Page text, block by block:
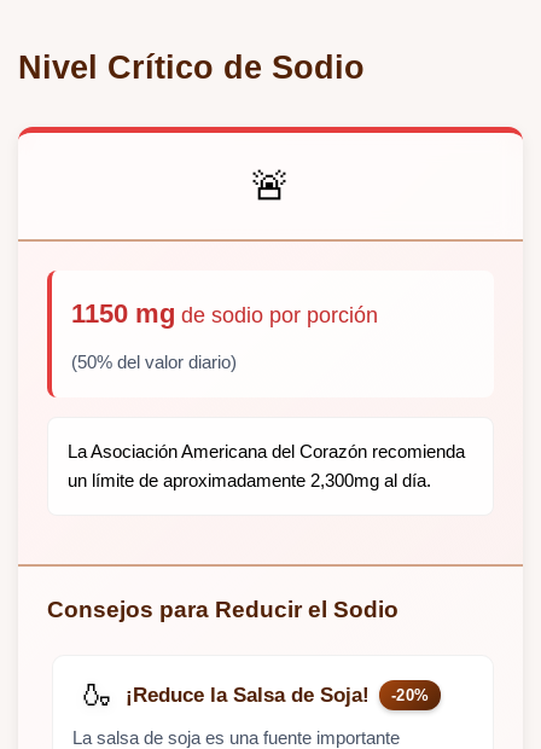
Nivel Crítico de Sodio
🚨
1150 mg de sodio por porción
(50% del valor diario)
La Asociación Americana del Corazón recomienda
un límite de aproximadamente 2,300mg al día.
Consejos para Reducir el Sodio
🍶 ¡Reduce la Salsa de Soja! -20%
La salsa de soja es una fuente importante